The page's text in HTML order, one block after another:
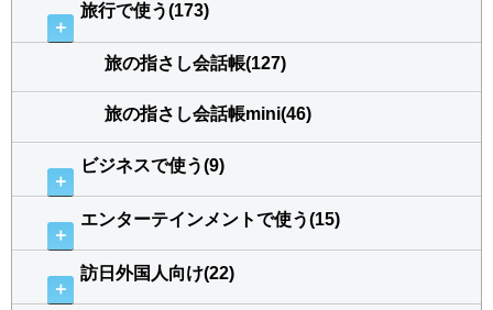
＋
旅行で使う(173)
旅の指さし会話帳(127)
旅の指さし会話帳mini(46)
＋
ビジネスで使う(9)
＋
エンターテインメントで使う(15)
＋
訪日外国人向け(22)